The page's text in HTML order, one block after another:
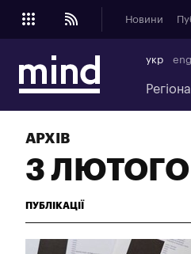
Новини
укр eng
АРХІВ
3 ЛЮТОГО
ПУБЛІКАЦІЇ